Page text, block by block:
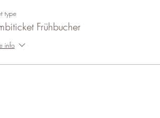
type
Frühbucher
info